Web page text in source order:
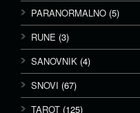
PARANORMALNO (5)
RUNE (3)
SANOVNIK (4)
SNOVI (67)
TAROT (125)